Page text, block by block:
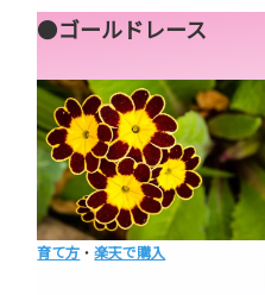
●ゴールドレース
育て方 ・楽天で購入